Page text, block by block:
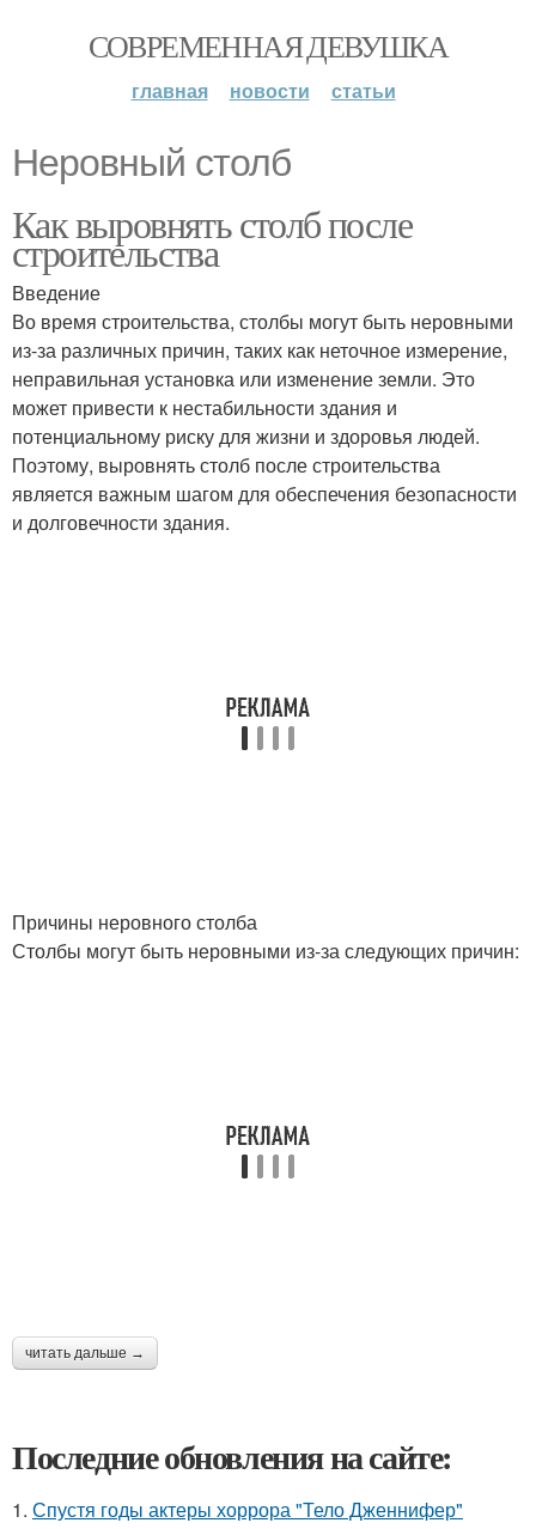
СОВРЕМЕННАЯ ДЕВУШКА
главная новости статьи
Неровный столб
Как выровнять столб после
строительства
Введение
Во время строительства, столбы могут быть неровными
из-за различных причин, таких как неточное измерение,
неправильная установка или изменение земли. Это
может привести к нестабильности здания и
потенциальному риску для жизни и здоровья людей.
Поэтому, выровнять столб после строительства
является важным шагом для обеспечения безопасности
и долговечности здания.
Причины неровного столба
Столбы могут быть неровными из-за следующих причин:
читать дальше →
Последние обновления на сайте:
1. Спустя годы актеры хоррора "Тело Дженнифер"